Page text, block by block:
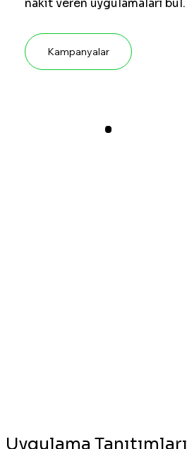
nakit veren uygulamaları bul.
Kampanyalar
Uygulama Tanıtımları